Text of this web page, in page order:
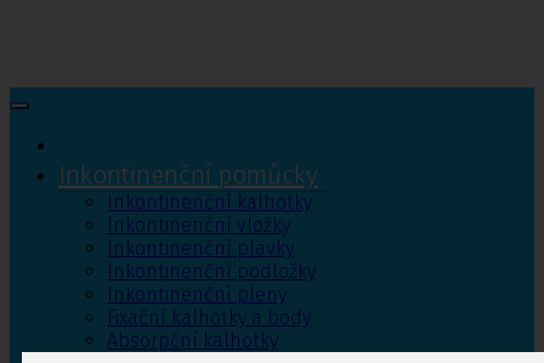
Inkontinenční pomůcky
Inkontinenční kalhotky
Inkontinenční vložky
Inkontinenční plavky
Inkontinenční podložky
Inkontinenční pleny
Fixační kalhotky a body
Absorpční kalhotky